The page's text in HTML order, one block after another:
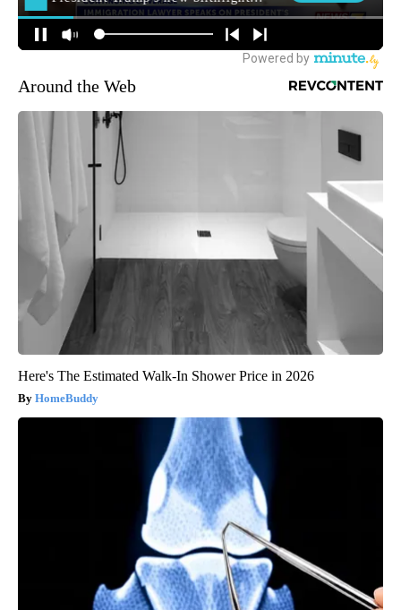
Around the Web
Here's The Estimated Walk-In Shower Price in 2026
HomeBuddy